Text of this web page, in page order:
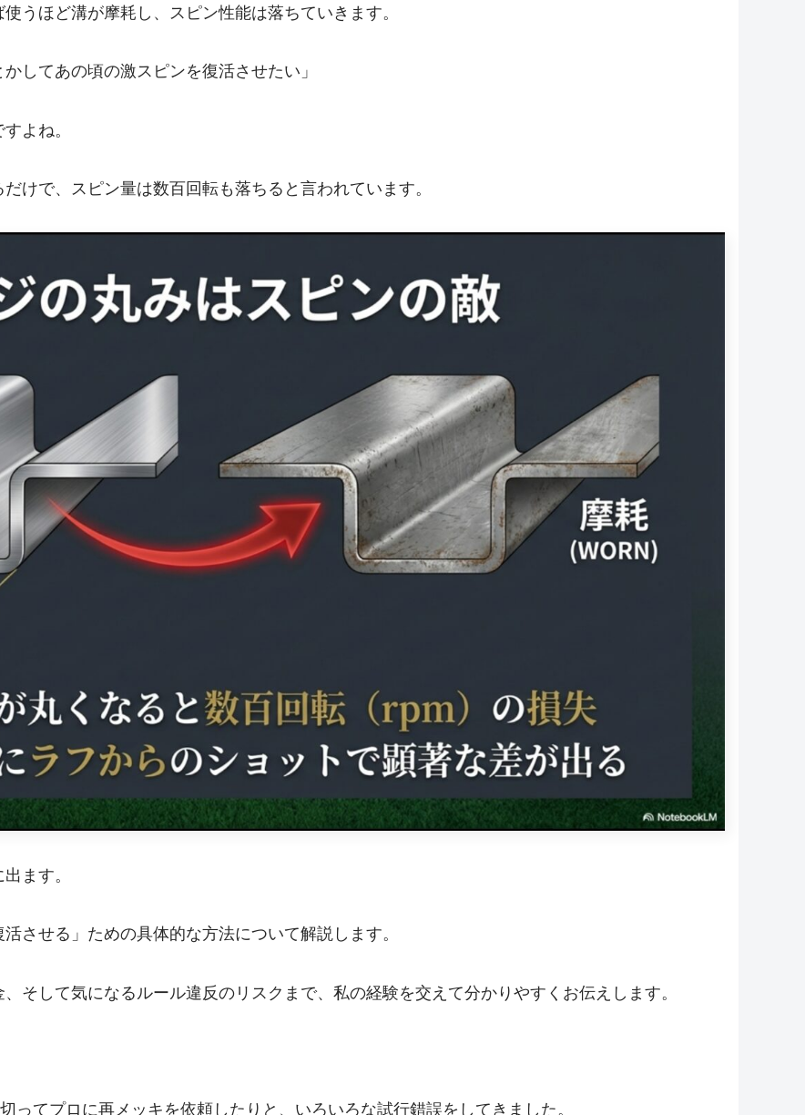
うほど溝が摩耗し、スピン性能は落ちていきます。
してあの頃の激スピンを復活させたい」
よね。
けで、スピン量は数百回転も落ちると言われています。
ます。
させる」ための具体的な方法について解説します。
そして気になるルール違反のリスクまで、私の経験を交えて分かりやすくお伝えします。
ってプロに再メッキを依頼したりと、いろいろな試行錯誤をしてきました。